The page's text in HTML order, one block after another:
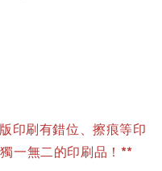
印刷有錯位、擦痕等印
一無二的印刷品！**